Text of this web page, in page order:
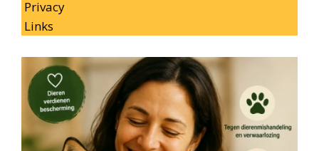
Privacy
Links